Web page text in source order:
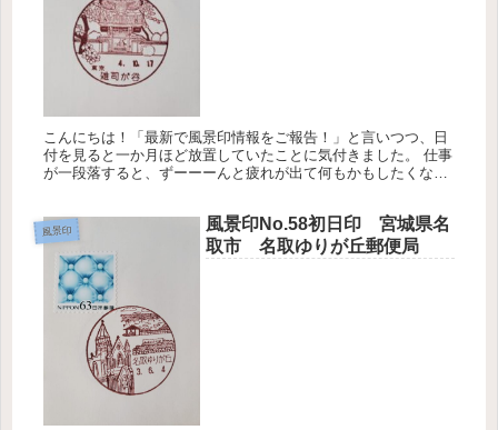
こんにちは！「最新で風景印情報をご報告！」と言いつつ、日
付を見ると一か月ほど放置していたことに気付きました。 仕事
が一段落すると、ずーーーんと疲れが出て何もかもしたくなく
風景印
風景印No.58初日印 宮城県名
取市 名取ゆりが丘郵便局